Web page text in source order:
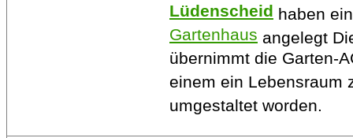
Lüdenscheid haben
Gartenhaus angelegt
übernimmt die Garten-
einem ein Lebensraum
umgestaltet worden.